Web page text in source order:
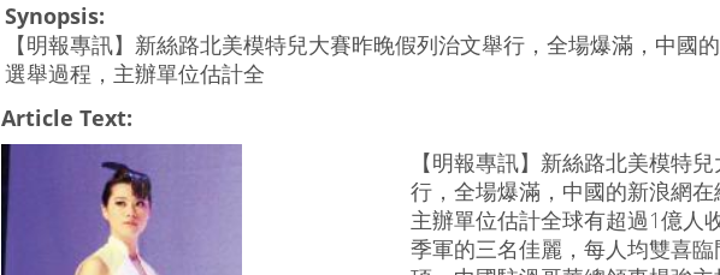
Synopsis:
【明報專訊】新絲路北美模特兒大賽昨晚假列治文舉行，全場爆滿，中國
選舉過程，主辦單位估計全
Article Text:
【明報專訊】新絲路北美模特
行，全場爆滿，中國的新浪網在
主辦單位估計全球有超過1億人
季軍的三名佳麗，每人均雙喜